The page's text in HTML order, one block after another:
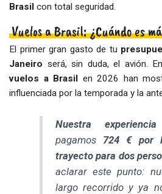
Brasil con total seguridad.
Vuelos a Brasil: ¿Cuándo es
El primer gran gasto de tu
Janeiro será, sin duda, el avión.
vuelos a Brasil
en 2026 han
influenciada por la temporada y la
Nuestra
pagamos 724 € por
trayecto para dos
aclarar este punto:
largo recorrido y ya